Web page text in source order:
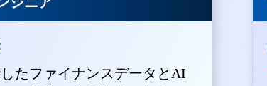
たファイナンスデータとAI